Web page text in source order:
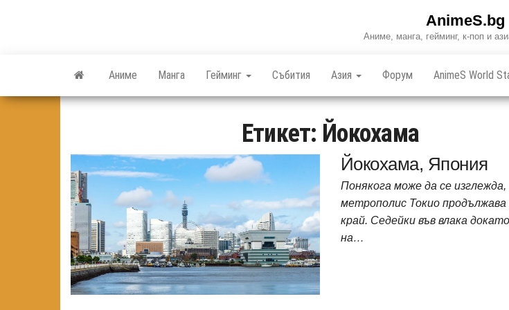
AnimeS.bg
Аниме, манга, гейминг, к-поп и
Аниме Манга Гейминг Събития Азия Форум AnimeS World
Етикет: Йокохама
Йокохама, Япония
Понякога може да се
метрополис Токио продължава
край. Седейки във влака
на…